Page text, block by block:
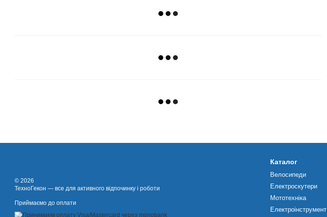
© 2026
ТехноГекон — все для активного відпочинку і роботи
Приймаємо до оплати
Каталог
Велосипеди
Електроскутери
Мототехніка
Електроінструмент